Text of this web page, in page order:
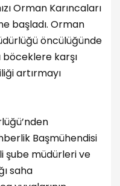
Orman Karıncaları
başladı. Orman
öncülüğünde
böceklere karşı
artırmayı
Başmühendisi
şube müdürleri ve
saha